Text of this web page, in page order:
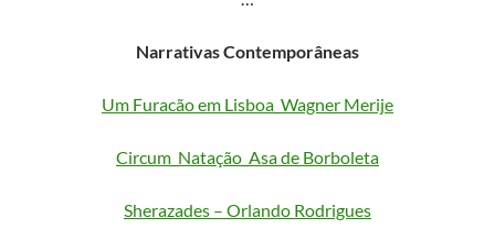
Narrativas Contemporâneas
Um Furacão em Lisboa_Wagner Merije
Circum_Natação_Asa de Borboleta
Sherazades – Orlando Rodrigues